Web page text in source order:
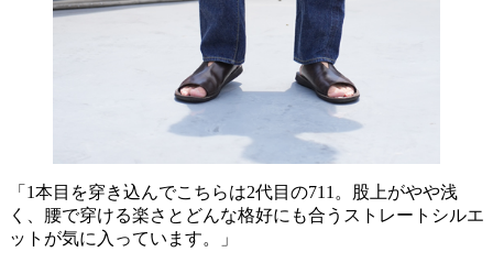
「1本目を穿き込んでこちらは2代目の711。股上がやや浅
く、腰で穿ける楽さとどんな格好にも合うストレートシルエ
ットが気に入っています。」